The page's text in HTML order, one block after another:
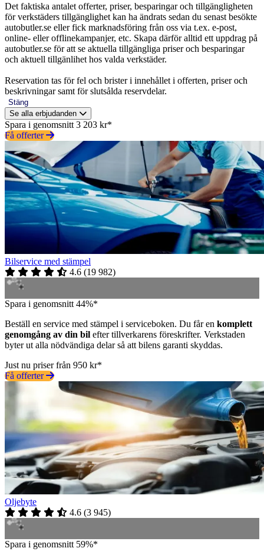
Det faktiska antalet offerter, priser, besparingar och tillgängligheten
för verkstäders tillgänglighet kan ha ändrats sedan du senast besökte
autobutler.se eller fick marknadsföring från oss via t.ex. e-post,
online- eller offlinekampanjer, etc. Skapa därför alltid ett uppdrag på
autobutler.se för att se aktuella tillgängliga priser och besparingar
och aktuell tillgänlihet hos valda verkstäder.
Reservation tas för fel och brister i innehållet i offerten, priser och
beskrivningar samt för slutsålda reservdelar.
Stäng
Se alla erbjudanden
Spara i genomsnitt 3 203 kr*
Få offerter
Bilservice med stämpel
4.6 (19 982)
Spara i genomsnitt 44%*
Beställ en service med stämpel i serviceboken. Du får en komplett
genomgång av din bil efter tillverkarens föreskrifter. Verkstaden
byter ut alla nödvändiga delar så att bilens garanti skyddas.
Just nu priser från 950 kr*
Få offerter
Oljebyte
4.6 (3 945)
Spara i genomsnitt 59%*